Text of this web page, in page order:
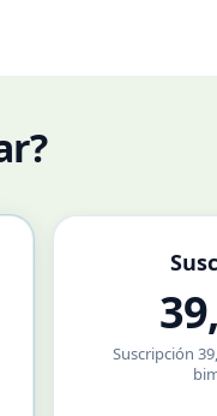
Suscripción